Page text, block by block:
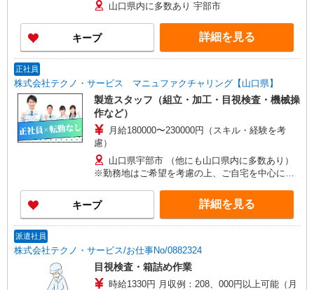
山口県内に多数あり 宇部市
キープ 詳細を見る
正社員
株式会社テクノ・サービス マニュファクチャリング【山口県】
製造スタッフ（組立・加工・目視検査・機械操
作など）
月給180000〜230000円（スキル・経験を考
慮）
山口県宇部市 （他にも山口県内に多数あり）
※勤務地はご希望を考慮の上、ご自宅を中心に通
し）
キープ 詳細を見る
派遣社員
株式会社テクノ・サービス/お仕事No/0882324
目視検査・箱詰め作業
時給1330円 月収例：208、000円以上可能（月